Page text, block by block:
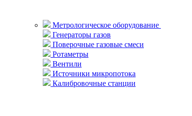
Метрологическое оборудование
Генераторы газов
Поверочные газовые смеси
Ротаметры
Вентили
Источники микропотока
Калибровочные станции